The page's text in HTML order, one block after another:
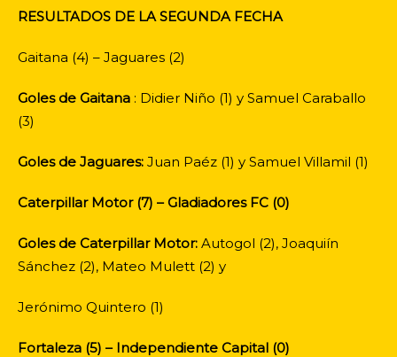
RESULTADOS DE LA SEGUNDA FECHA
Gaitana (4) – Jaguares (2)
Goles de Gaitana : Didier Niño (1) y Samuel Caraballo
(3)
Goles de Jaguares: Juan Paéz (1) y Samuel Villamil (1)
Caterpillar Motor (7) – Gladiadores FC (0)
Goles de Caterpillar Motor: Autogol (2), Joaquiín
Sánchez (2), Mateo Mulett (2) y
Jerónimo Quintero (1)
Fortaleza (5) – Independiente Capital (0)